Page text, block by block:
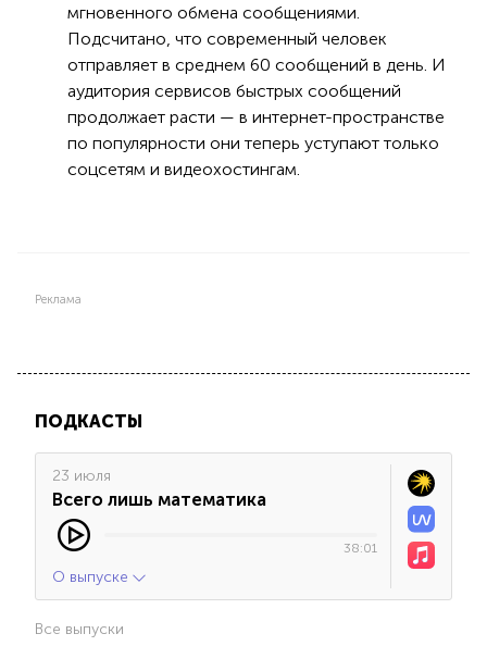
мгновенного обмена сообщениями.
Подсчитано, что современный человек
отправляет в среднем 60 сообщений в день. И
аудитория сервисов быстрых сообщений
продолжает расти — в интернет-пространстве
по популярности они теперь уступают только
соцсетям и видеохостингам.
Реклама
ПОДКАСТЫ
23 июля
Всего лишь математика
38:01
О выпуске
Все выпуски